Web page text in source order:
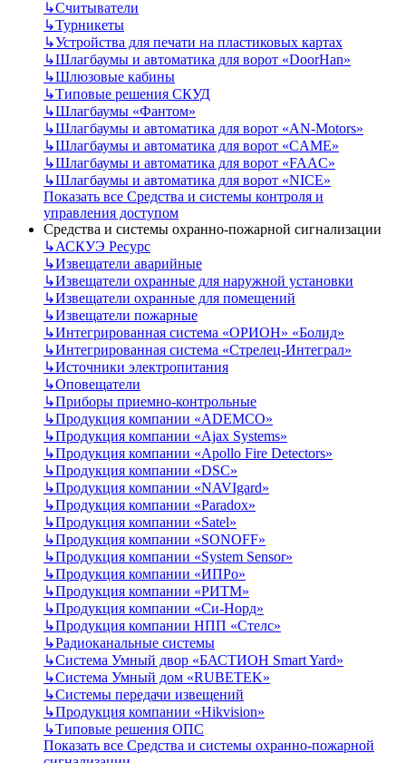
↳Считыватели
↳Турникеты
↳Устройства для печати на пластиковых картах
↳Шлагбаумы и автоматика для ворот «DoorHan»
↳Шлюзовые кабины
↳Типовые решения СКУД
↳Шлагбаумы «Фантом»
↳Шлагбаумы и автоматика для ворот «AN-Motors»
↳Шлагбаумы и автоматика для ворот «CAME»
↳Шлагбаумы и автоматика для ворот «FAAC»
↳Шлагбаумы и автоматика для ворот «NICE»
Показать все Средства и системы контроля и
управления доступом
Средства и системы охранно-пожарной сигнализации
↳АСКУЭ Ресурс
↳Извещатели аварийные
↳Извещатели охранные для наружной установки
↳Извещатели охранные для помещений
↳Извещатели пожарные
↳Интегрированная система «ОРИОН» «Болид»
↳Интегрированная система «Стрелец-Интеграл»
↳Источники электропитания
↳Оповещатели
↳Приборы приемно-контрольные
↳Продукция компании «ADEMCO»
↳Продукция компании «Ajax Systems»
↳Продукция компании «Apollo Fire Detectors»
↳Продукция компании «DSC»
↳Продукция компании «NAVIgard»
↳Продукция компании «Paradox»
↳Продукция компании «Satel»
↳Продукция компании «SONOFF»
↳Продукция компании «System Sensor»
↳Продукция компании «ИПРо»
↳Продукция компании «РИТМ»
↳Продукция компании «Си-Норд»
↳Продукция компании НПП «Стелс»
↳Радиоканальные системы
↳Система Умный двор «БАСТИОН Smart Yard»
↳Система Умный дом «RUBETEK»
↳Системы передачи извещений
↳Продукция компании «Hikvision»
↳Типовые решения ОПС
Показать все Средства и системы охранно-пожарной